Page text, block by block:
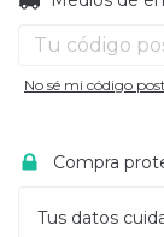
No sé mi código
Compra
Tus datos